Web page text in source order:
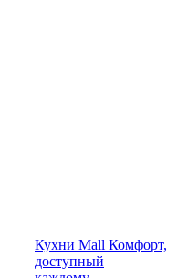
Кухни Mall Комфорт,
доступный